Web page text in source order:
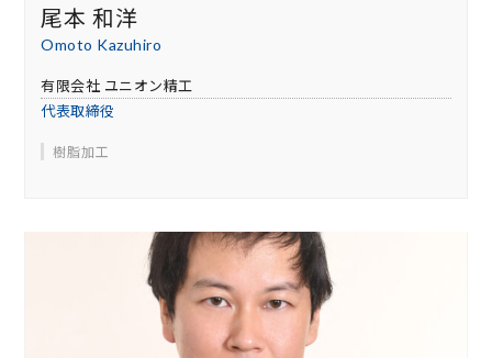
尾本 和洋
Omoto Kazuhiro
有限会社 ユニオン精工
代表取締役
樹脂加工